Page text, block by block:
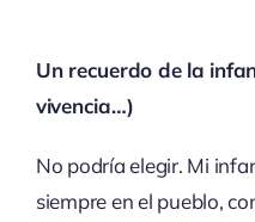
Un recuerdo de la
vivencia…)
No podría elegir. Mi
siempre en el pueblo,